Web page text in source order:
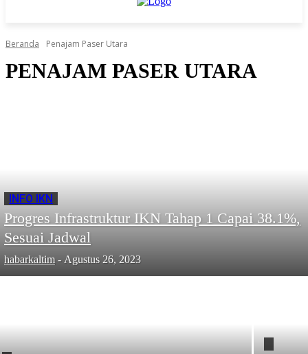
Beranda Penajam Paser Utara
PENAJAM PASER UTARA
INFO IKN
Progres Infrastruktur IKN Tahap 1 Capai 38.1%,
Sesuai Jadwal
habarkaltim - Agustus 26, 2023